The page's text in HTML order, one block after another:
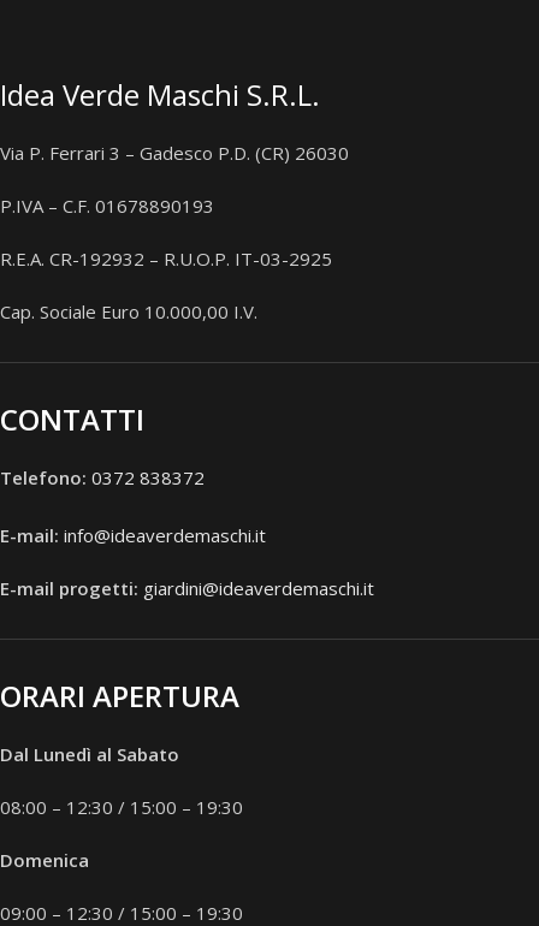
Idea Verde Maschi S.R.L.
Via P. Ferrari 3 – Gadesco P.D. (CR) 26030
P.IVA – C.F. 01678890193
R.E.A. CR-192932 – R.U.O.P. IT-03-2925
Cap. Sociale Euro 10.000,00 I.V.
CONTATTI
Telefono: 0372 838372
E-mail: info@ideaverdemaschi.it
E-mail progetti: giardini@ideaverdemaschi.it
ORARI APERTURA
Dal Lunedì al Sabato
08:00 – 12:30 / 15:00 – 19:30
Domenica
09:00 – 12:30 / 15:00 – 19:30